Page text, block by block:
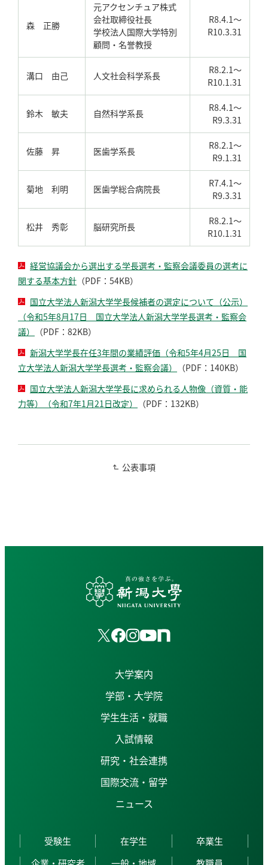
森 正勝
元アクセンチュア株式
会社取締役社長
学校法人国際大学特別
顧問・名誉教授
R8.4.1～
R10.3.31
溝口 由己 人文社会科学系長
R8.2.1～
R10.1.31
鈴木 敏夫 自然科学系長
R8.4.1～
R9.3.31
佐藤 昇 医歯学系長
R8.2.1～
R9.1.31
菊地 利明 医歯学総合病院長
R7.4.1～
R9.3.31
松井 秀彰 脳研究所長
R8.2.1～
R10.1.31
経営協議会から選出する学長選考・監察会議委員の選考に
関する基本方針 （PDF：54KB）
国立大学法人新潟大学学長候補者の選定について（公示）
（令和5年8月17日 国立大学法人新潟大学学長選考・監察会
議）
（PDF：82KB）
新潟大学学長在任3年間の業績評価（令和5年4月25日 国
立大学法人新潟大学学長選考・監察会議）
（PDF：140KB）
国立大学法人新潟大学学長に求められる人物像（資質・能
力等）（令和7年1月21日改定）
（PDF：132KB）
公表事項
大学案内
学部・大学院
学生生活・就職
入試情報
研究・社会連携
国際交流・留学
ニュース
受験生 在学生
卒業生